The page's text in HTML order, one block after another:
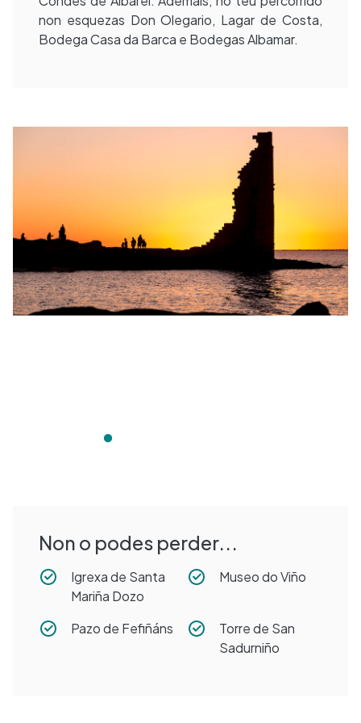
non esquezas Don Olegario, Lagar de Costa,
Bodega Casa da Barca e Bodegas Albamar.
Non o podes perder...
Igrexa de Santa
Mariña Dozo
Museo do Viño
Pazo de Fefiñáns
Torre de San
Sadurniño